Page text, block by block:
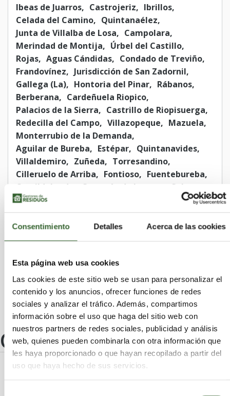
Consentimiento Detalles Acerca de las cookies
Esta página web usa cookies
Las cookies de este sitio web se usan para personalizar el
contenido y los anuncios, ofrecer funciones de redes
sociales y analizar el tráfico. Además, compartimos
información sobre el uso que haga del sitio web con
nuestros partners de redes sociales, publicidad y análisis
web, quienes pueden combinarla con otra información que
les haya proporcionado o que hayan recopilado a partir del
uso que haya hecho de sus servicios.
Ibeas de Juarros Castrojeriz
Ibrillos
Celada del Camino
Quintanaélez
Junta de Villalba de Losa
Campolara
Merindad de Montija
Úrbel del Castillo
Rojas
Aguas Cándidas
Condado de Treviño
Frandovínez
Jurisdicción de San Zadornil
Gallega (La)
Hontoria del Pinar
Rábanos
Berberana
Cardeñuela Riopico
Palacios de la Sierra
Castrillo de Riopisuerga
Redecilla del Campo
Villazopeque
Mazuela
Monterrubio de la Demanda
Aguilar de Bureba
Estépar
Quintanavides
Villaldemiro
Zuñeda
Torresandino
Cilleruelo de Arriba
Fontioso
Fuentebureba
Castildelgado
Cerratón de Juarros
Cebrecos
Valle de Zamanzas
Castrillo Matajudíos
Mambrillas de Lara
Villagonzalo Pedernales
Vilviestre del Pinar
Cerezo de Río Tirón
Partido de la Sierra en Tobalina
Valle de Valdebezana
Torrecilla del Monte
Barrios de Colina
Otros centros